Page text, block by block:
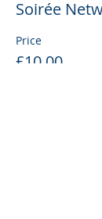
Soirée
Price
£10.00